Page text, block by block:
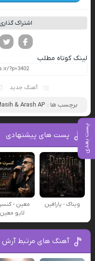
پست بعدی
اشتراک
لینک کوتاه مطلب
آهنگ جدید
برچسب ها : & Arash AP
پست های پیشنهادی
ویناک - پارافین
معین -
لایو معین
آهنگ های مرتبط آرش AP ، مسیح